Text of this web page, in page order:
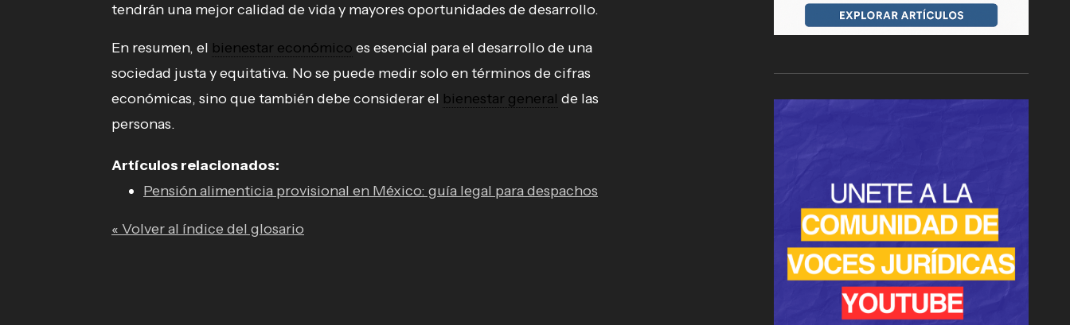
tendrán una mejor calidad de vida y mayores oportunidades de desarrollo.
En resumen, el bienestar económico es esencial para el desarrollo de una
sociedad justa y equitativa. No se puede medir solo en términos de cifras
económicas, sino que también debe considerar el bienestar general de las
personas.
Artículos relacionados:
Pensión alimenticia provisional en México: guía legal para despachos
« Volver al índice del glosario